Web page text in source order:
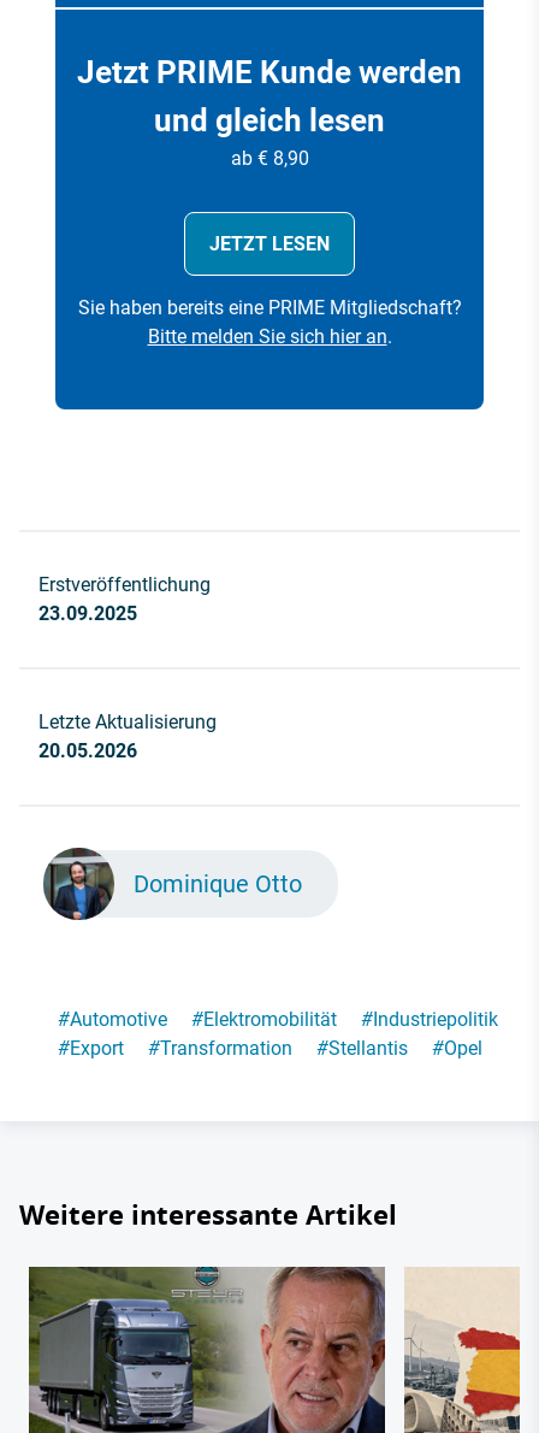
Jetzt PRIME Kunde werden
und gleich lesen
ab € 8,90
JETZT LESEN
Sie haben bereits eine PRIME Mitgliedschaft?
Bitte melden Sie sich hier an.
Erstveröffentlichung
23.09.2025
Letzte Aktualisierung
20.05.2026
Dominique Otto
#Automotive #Elektromobilität #Industriepolitik
#Export #Transformation #Stellantis #Opel
Weitere interessante Artikel